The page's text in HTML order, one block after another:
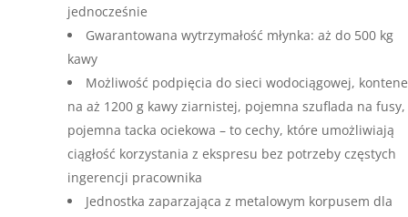
jednocześnie
Gwarantowana wytrzymałość młynka: aż do 500 kg
kawy
Możliwość podpięcia do sieci wodociągowej,
na aż 1200 g kawy ziarnistej, pojemna szuflada na fusy,
pojemna tacka ociekowa – to cechy, które umożliwiają
ciągłość korzystania z ekspresu bez potrzeby częstych
ingerencji pracownika
Jednostka zaparzająca z metalowym korpusem dla